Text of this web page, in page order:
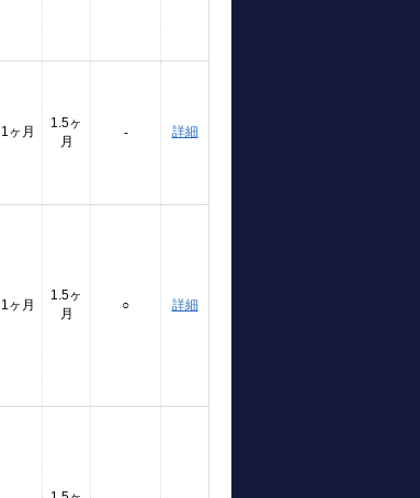
1ヶ月
1.5ヶ
月
- 詳細
1ヶ月
1.5ヶ
月
○ 詳細